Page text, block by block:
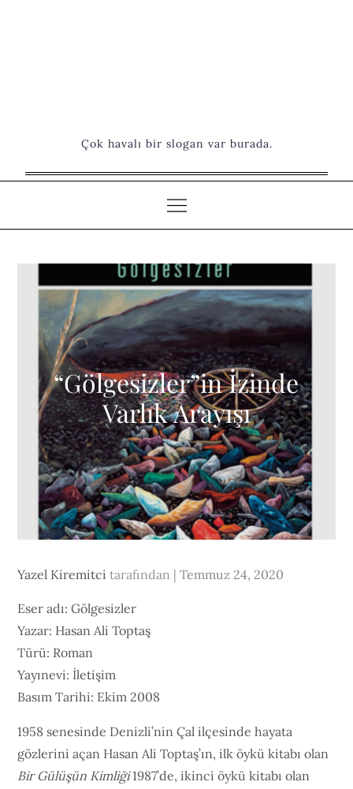
Çok havalı bir slogan var burada.
“Gölgesizler”in İzinde
Varlık Arayışı
Yazel Kiremitci tarafından
Posted
Temmuz 24, 2020
Eser adı: Gölgesizler
Yazar: Hasan Ali Toptaş
Türü: Roman
Yayınevi: İletişim
Basım Tarihi: Ekim 2008
1958 senesinde Denizli’nin Çal ilçesinde hayata
gözlerini açan Hasan Ali Toptaş’ın, ilk öykü kitabı olan
Bir Gülüşün Kimliği1987’de, ikinci öykü kitabı olan